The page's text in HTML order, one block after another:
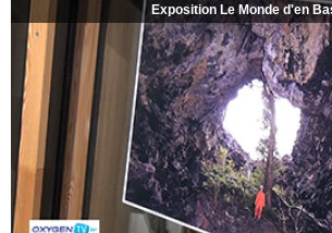
Exposition Le Monde d'en